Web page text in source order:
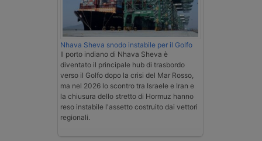
Nhava Sheva snodo instabile per il Golfo
Il porto indiano di Nhava Sheva è
diventato il principale hub di trasbordo
verso il Golfo dopo la crisi del Mar Rosso,
ma nel 2026 lo scontro tra Israele e Iran e
la chiusura dello stretto di Hormuz hanno
reso instabile l'assetto costruito dai vettori
regionali.